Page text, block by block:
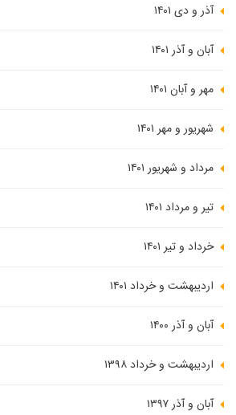
آذر و دی ۱۴۰۱
آبان و آذر ۱۴۰۱
مهر و آبان ۱۴۰۱
شهریور و مهر ۱۴۰۱
مرداد و شهریور ۱۴۰۱
تیر و مرداد ۱۴۰۱
خرداد و تیر ۱۴۰۱
اردیبهشت و خرداد ۱۴۰۱
آبان و آذر ۱۴۰۰
اردیبهشت و خرداد ۱۳۹۸
آبان و آذر ۱۳۹۷